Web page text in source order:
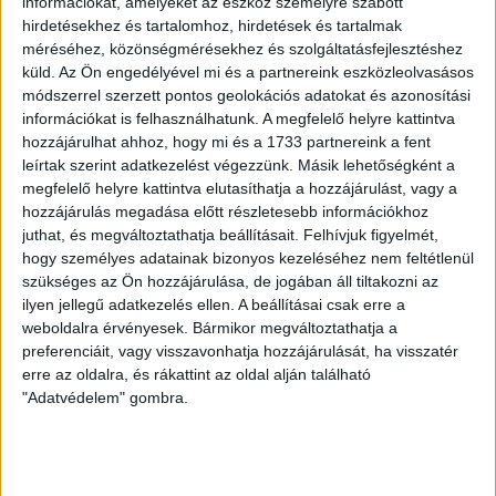
hirdetésekhez és tartalomhoz, hirdetések és tartalmak
méréséhez, közönségmérésekhez és szolgáltatásfejlesztéshez
küld. Az Ön engedélyével mi és a partnereink eszközleolvasásos
módszerrel szerzett pontos geolokációs adatokat és azonosítási
információkat is felhasználhatunk. A megfelelő helyre kattintva
hozzájárulhat ahhoz, hogy mi és a 1733 partnereink a fent
leírtak szerint adatkezelést végezzünk. Másik lehetőségként a
megfelelő helyre kattintva elutasíthatja a hozzájárulást, vagy a
hozzájárulás megadása előtt részletesebb információkhoz
juthat, és megváltoztathatja beállításait. Felhívjuk figyelmét,
hogy személyes adatainak bizonyos kezeléséhez nem feltétlenül
szükséges az Ön hozzájárulása, de jogában áll tiltakozni az
ilyen jellegű adatkezelés ellen. A beállításai csak erre a
weboldalra érvényesek. Bármikor megváltoztathatja a
preferenciáit, vagy visszavonhatja hozzájárulását, ha visszatér
erre az oldalra, és rákattint az oldal alján található
"Adatvédelem" gombra.
Debreceni Vasutas Sport Club (@dvscofficial_) által megosztott
LEGUTÓBBI HÍREK
KIKAPOTT A KIS LOKI
2026.08.08.
A DVSC II. szombaton Pallagon a Füzesabony gárdáját
fogadta az NB III. Észak-keleti csoport 3. fordulójában, s
ezúttal nem tudott pontot szerezni. NB III. Észak-keleti
csoport, 3. forduló. DVSC II.-Füzesabony 1-2 (1-1). Pallag,
200 néző, vezette: Oswald D. DVSC II.: Tuska – Myrtaj (Kiss
M., 46.), Farkas T., Macsó (Lovas, 75.), Vincze T., Hermann
(Gyenti, […]
Bővebben →